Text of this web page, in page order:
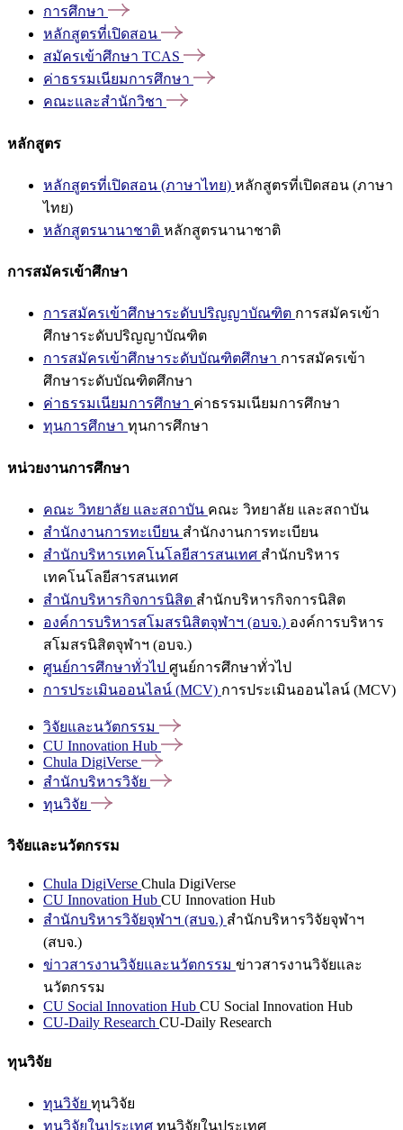
การศึกษา
หลักสูตรที่เปิดสอน
สมัครเข้าศึกษา TCAS
ค่าธรรมเนียมการศึกษา
คณะและสำนักวิชา
หลักสูตร
หลักสูตรที่เปิดสอน (ภาษาไทย) หลักสูตรที่เปิดสอน (ภาษา
ไทย)
หลักสูตรนานาชาติ หลักสูตรนานาชาติ
การสมัครเข้าศึกษา
การสมัครเข้าศึกษาระดับปริญญาบัณฑิต การสมัครเข้า
ศึกษาระดับปริญญาบัณฑิต
การสมัครเข้าศึกษาระดับบัณฑิตศึกษา การสมัครเข้า
ศึกษาระดับบัณฑิตศึกษา
ค่าธรรมเนียมการศึกษา ค่าธรรมเนียมการศึกษา
ทุนการศึกษา ทุนการศึกษา
หน่วยงานการศึกษา
คณะ วิทยาลัย และสถาบัน คณะ วิทยาลัย และสถาบัน
สำนักงานการทะเบียน สำนักงานการทะเบียน
สำนักบริหารเทคโนโลยีสารสนเทศ สำนักบริหาร
เทคโนโลยีสารสนเทศ
สำนักบริหารกิจการนิสิต สำนักบริหารกิจการนิสิต
องค์การบริหารสโมสรนิสิตจุฬาฯ (อบจ.) องค์การบริหาร
สโมสรนิสิตจุฬาฯ (อบจ.)
ศูนย์การศึกษาทั่วไป ศูนย์การศึกษาทั่วไป
การประเมินออนไลน์ (MCV) การประเมินออนไลน์ (MCV)
วิจัยและนวัตกรรม
CU Innovation Hub
Chula DigiVerse
สำนักบริหารวิจัย
ทุนวิจัย
วิจัยและนวัตกรรม
Chula DigiVerse Chula DigiVerse
CU Innovation Hub CU Innovation Hub
สำนักบริหารวิจัยจุฬาฯ (สบจ.) สำนักบริหารวิจัยจุฬาฯ
(สบจ.)
ข่าวสารงานวิจัยและนวัตกรรม ข่าวสารงานวิจัยและ
นวัตกรรม
CU Social Innovation Hub CU Social Innovation Hub
CU-Daily Research CU-Daily Research
ทุนวิจัย
ทุนวิจัย ทุนวิจัย
ทุนวิจัยในประเทศ ทุนวิจัยในประเทศ